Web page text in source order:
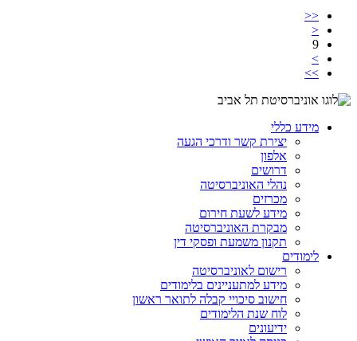
<<
<
9
>
>>
מידע כללי
יצירת קשר ודרכי הגעה
אלפון
דרושים
נהלי האוניברסיטה
מכרזים
מידע לשעת חירום
מבקרת האוניברסיטה
תקנון משמעת ופסקי דין
לימודים
רישום לאוניברסיטה
מידע למתעניינים בלימודים
חישוב סיכויי קבלה לתואר ראשון
לוח שנת הלימודים
ידיעונים